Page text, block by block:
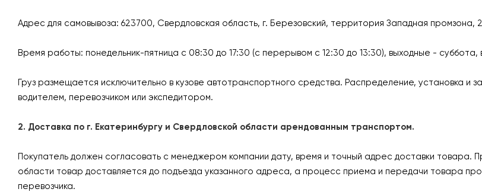
Адрес для самовывоза: 623700, Свердловская область, г. Березовский, территория Западная промзона,
Время работы: понедельник-пятница с 08:30 до 17:30 (с перерывом с 12:30 до 13:30), выходные - суббота,
Груз размещается исключительно в кузове автотранспортного средства. Распределение, установка и
водителем, перевозчиком или экспедитором.
2. Доставка по г. Екатеринбургу и Свердловской области арендованным транспортом.
Покупатель должен согласовать с менеджером компании дату, время и точный адрес доставки товара.
области товар доставляется до подъезда указанного адреса, а процесс приема и передачи товара
перевозчика.